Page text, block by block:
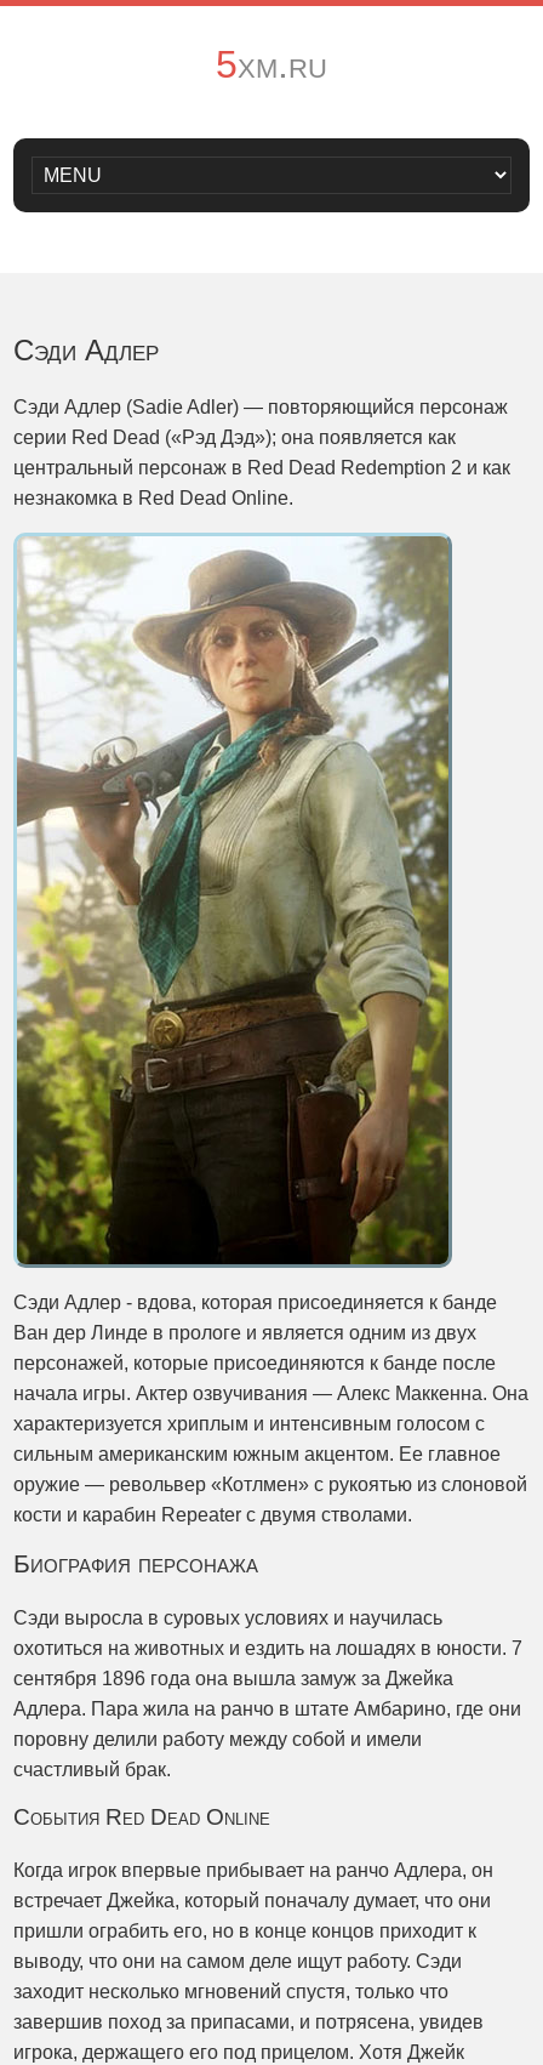
5xm.ru
Сэди Адлер
Сэди Адлер (Sadie Adler) — повторяющийся персонаж
серии Red Dead («Рэд Дэд»); она появляется как
центральный персонаж в Red Dead Redemption 2 и как
незнакомка в Red Dead Online.
Сэди Адлер - вдова, которая присоединяется к банде
Ван дер Линде в прологе и является одним из двух
персонажей, которые присоединяются к банде после
начала игры. Актер озвучивания — Алекс Маккенна. Она
характеризуется хриплым и интенсивным голосом с
сильным американским южным акцентом. Ее главное
оружие — револьвер «Котлмен» с рукоятью из слоновой
кости и карабин Repeater с двумя стволами.
Биография персонажа
Сэди выросла в суровых условиях и научилась
охотиться на животных и ездить на лошадях в юности. 7
сентября 1896 года она вышла замуж за Джейка
Адлера. Пара жила на ранчо в штате Амбарино, где они
поровну делили работу между собой и имели
счастливый брак.
События Red Dead Online
Когда игрок впервые прибывает на ранчо Адлера, он
встречает Джейка, который поначалу думает, что они
пришли ограбить его, но в конце концов приходит к
выводу, что они на самом деле ищут работу. Сэди
заходит несколько мгновений спустя, только что
завершив поход за припасами, и потрясена, увидев
игрока, держащего его под прицелом. Хотя Джейк